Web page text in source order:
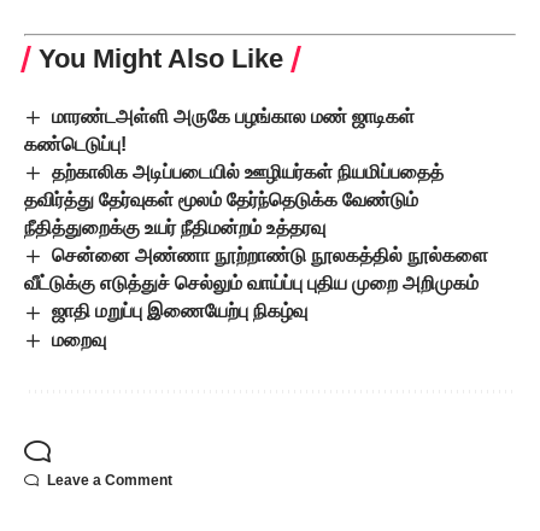
You Might Also Like
மாரண்டஅள்ளி அருகே பழங்கால மண் ஜாடிகள்
கண்டெடுப்பு!
தற்காலிக அடிப்படையில் ஊழியர்கள் நியமிப்பதைத்
தவிர்த்து தேர்வுகள் மூலம் தேர்ந்தெடுக்க வேண்டும்
நீதித்துறைக்கு உயர் நீதிமன்றம் உத்தரவு
சென்னை அண்ணா நூற்றாண்டு நூலகத்தில் நூல்களை
வீட்டுக்கு எடுத்துச் செல்லும் வாய்ப்பு புதிய முறை அறிமுகம்
ஜாதி மறுப்பு இணையேற்பு நிகழ்வு
மறைவு
Leave a Comment